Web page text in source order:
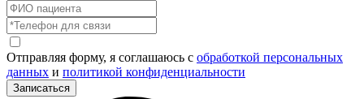
Отправляя форму, я соглашаюсь с обработкой персональных
данных и политикой конфиденциальности
Записаться